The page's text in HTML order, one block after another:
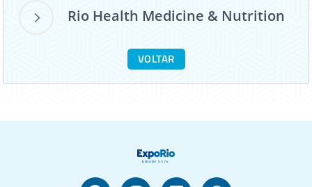
Rio Health Medicine & Nutrition
VOLTAR